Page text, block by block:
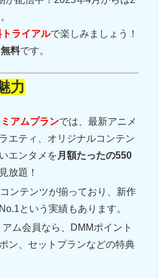
ライアルで楽しみましょう！
料です。
力
アムプランでは、最新アニメ
エティ、オリジナルコンテン
エンタメを 月額たったの550
放題！
ンテンツが揃っており、新作
という実績もあります。
ム会員なら、DMMポイント
ン、セットプランなどの特典